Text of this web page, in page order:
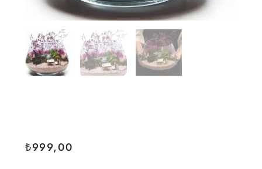
₺999,00